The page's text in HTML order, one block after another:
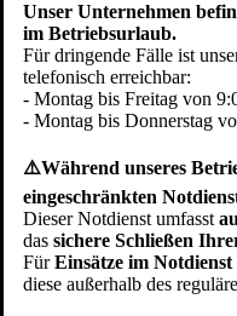
Unser Unternehmen
im Betriebsurlaub.
Für dringende Fälle ist
telefonisch erreichbar:
- Montag bis Freitag von
- Montag bis Donnerstag
⚠️Während unseres
eingeschränkten
Dieser Notdienst umfasst
das sichere Schließen
FürEinsätze im Notdienst
diese außerhalb des